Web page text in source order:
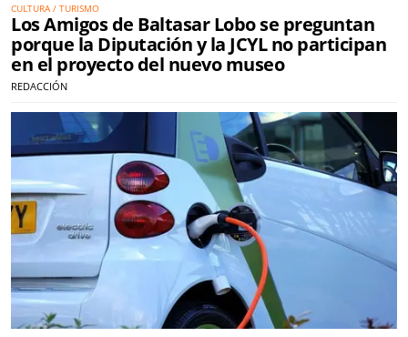
CULTURA / TURISMO
Los Amigos de Baltasar Lobo se preguntan
porque la Diputación y la JCYL no participan
en el proyecto del nuevo museo
REDACCIÓN